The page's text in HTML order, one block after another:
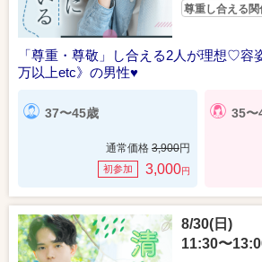
尊重し合える関
「尊重・尊敬」し合える2人が理想♡容
万以上etc》の男性♥
37〜45歳
通常価格 3,900円
初参加 3,000円
35〜
8/30(日)
11:30〜